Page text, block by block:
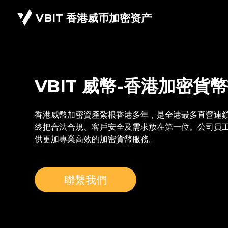
VBIT 香港威币加密资产
VBIT 威幣-香港加密貨
香港威幣加密資產紮根香港多年，是全港最多直營連
終把合法合規、客戶安全及需求放在第一位。公司員
供更加專業高效的加密貨幣服務。
聯繫我們